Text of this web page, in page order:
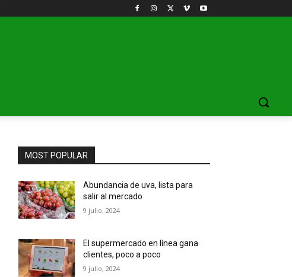
MOST POPULAR
Abundancia de uva, lista para
salir al mercado
9 julio, 2024
El supermercado en línea gana
clientes, poco a poco
9 julio, 2024